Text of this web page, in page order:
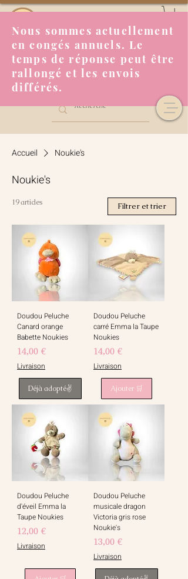
Nous sommes actuellement
en congés annuels. Le
temps de réponse peut être
rallongé et les envois
différés.
Accueil Noukie's
Noukie's
19 articles Filtrer et trier
Doudou Peluche
Canard orange
Babette Noukies
Prix
14,00 €
Livraison
Déjà adopté✌️
Doudou Peluche
carré Emma la Taupe
Noukies
Prix
14,00 €
Livraison
Ajouter 🛒
Doudou Peluche
d'éveil Emma la
Taupe Noukies
Prix
12,00 €
Livraison
Doudou Peluche
musicale dragon
Victoria gris rose
Noukie's
Prix
13,00 €
Livraison